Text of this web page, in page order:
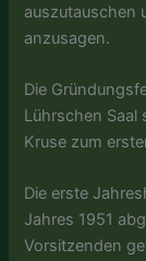
auszutauschen
anzusagen.
Die
Lührschen Saal
Kruse zum
Die erste
Jahres 1951
Vorsitzenden